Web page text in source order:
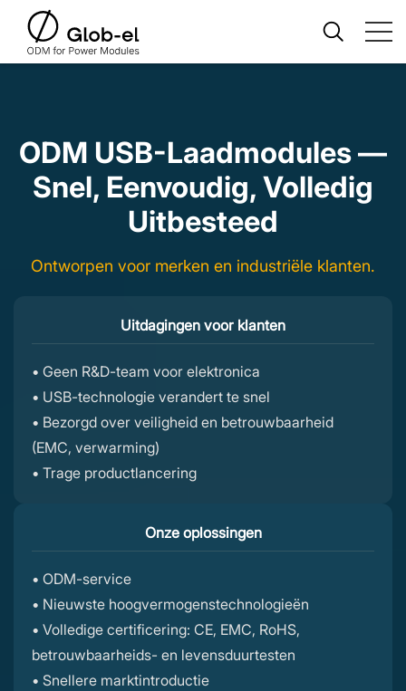
Ontworpen voor merken en industriële klanten.
ODM USB-Laadmodules —
Snel, Eenvoudig, Volledig
Uitbesteed
Uitdagingen voor klanten
• Geen R&D-team voor elektronica
• USB-technologie verandert te snel
• Bezorgd over veiligheid en betrouwbaarheid
(EMC, verwarming)
• Trage productlancering
Onze oplossingen
• ODM-service
• Nieuwste hoogvermogenstechnologieën
• Volledige certificering: CE, EMC, RoHS,
betrouwbaarheids- en levensduurtesten
• Snellere marktintroductie